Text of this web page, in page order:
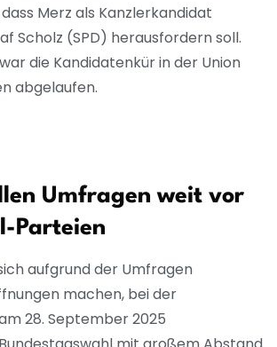
Merz als Kanzlerkandidat
Scholz (SPD) herausfordern soll.
die Kandidatenkür in der Union
abgelaufen.
Umfragen weit vor
Parteien
aufgrund der Umfragen
machen, bei der
28. September 2025